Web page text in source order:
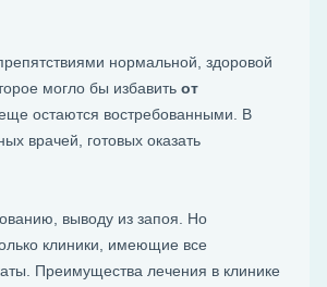
нормальной, здоровой
могло бы избавить от
еще остаются востребованными. В
врачей, готовых оказать
выводу из запоя. Но
клиники, имеющие все
Преимущества лечения в клинике